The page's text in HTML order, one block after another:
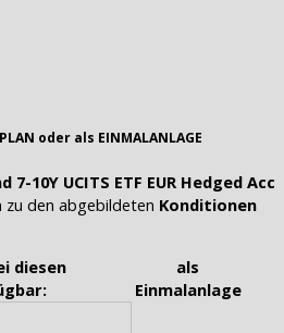
oder als EINMALANLAGE
10Y UCITS ETF EUR Hedged Acc
den abgebildeten Konditionen
diesen
als
Einmalanlage